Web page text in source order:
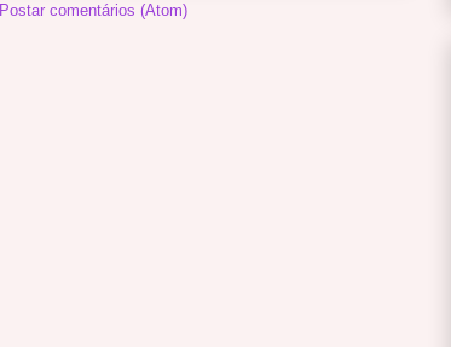
Postar comentários (Atom)